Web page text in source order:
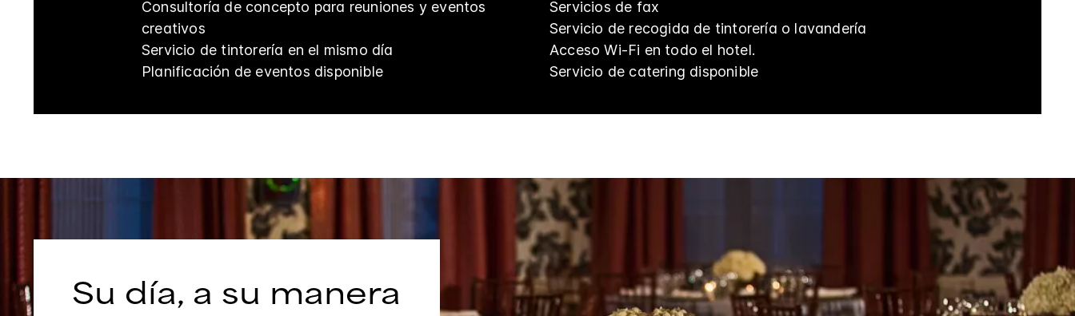
Consultoría de concepto para reuniones y eventos
creativos
Servicios de fax
Servicio de recogida de tintorería o lavandería
Servicio de tintorería en el mismo día
Acceso Wi-Fi en todo el hotel.
Planificación de eventos disponible
Servicio de catering disponible
Su día, a su manera